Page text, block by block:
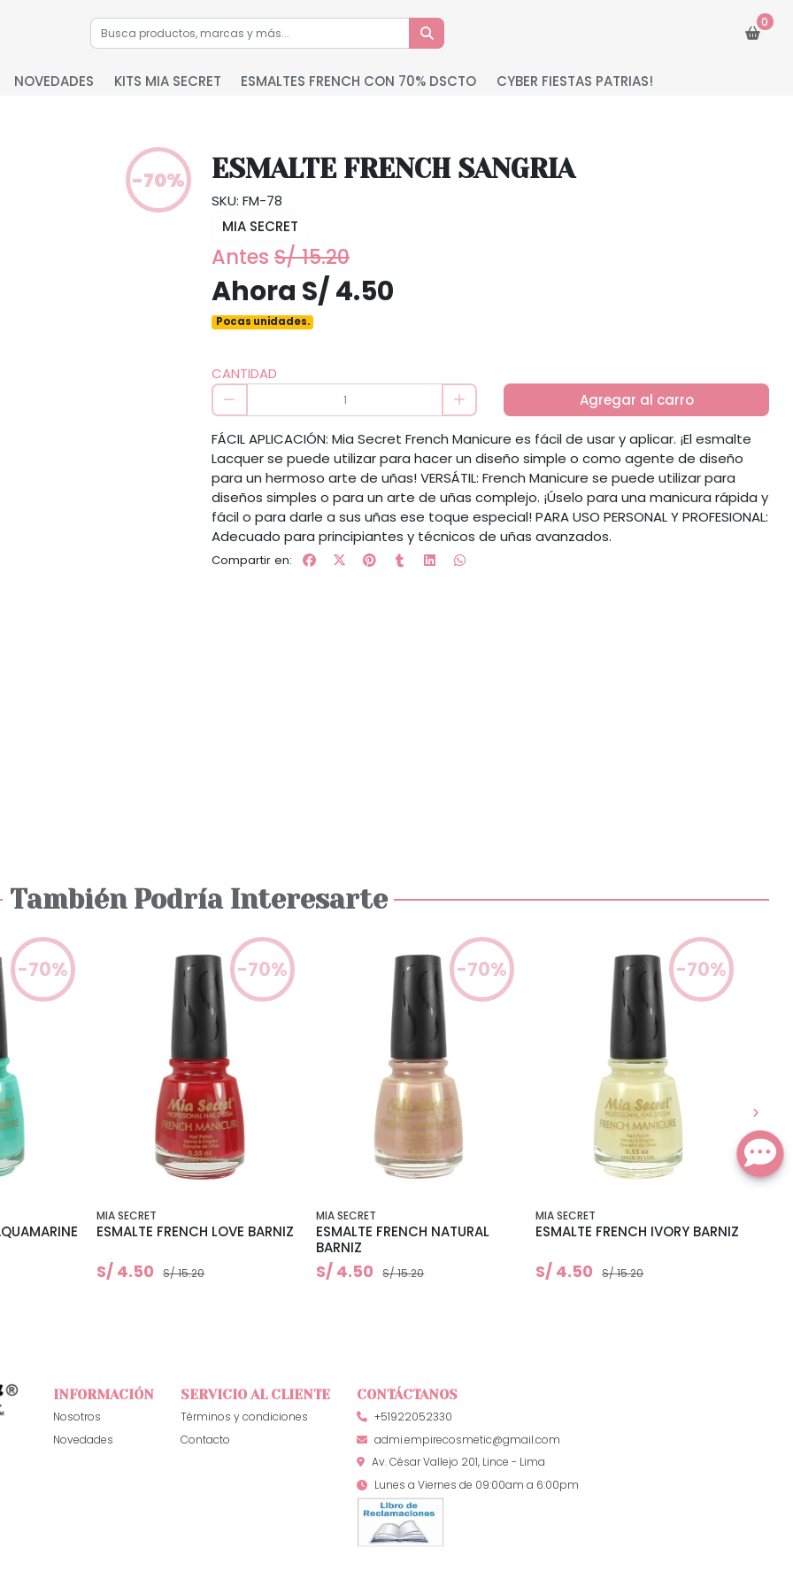
0
NOVEDADES KITS MIA SECRET ESMALTES FRENCH CON 70% DSCTO CYBER FIESTAS PATRIAS!
-70% ESMALTE FRENCH SANGRIA
SKU: FM-78
MIA SECRET
Antes S/ 15.20
Ahora S/ 4.50
Pocas unidades.
CANTIDAD
Agregar al carro
FÁCIL APLICACIÓN: Mia Secret French Manicure es fácil de usar y aplicar. ¡El esmalte
Lacquer se puede utilizar para hacer un diseño simple o como agente de diseño
para un hermoso arte de uñas! VERSÁTIL: French Manicure se puede utilizar para
diseños simples o para un arte de uñas complejo. ¡Úselo para una manicura rápida y
fácil o para darle a sus uñas ese toque especial! PARA USO PERSONAL Y PROFESIONAL:
Adecuado para principiantes y técnicos de uñas avanzados.
Compartir en:
También Podría Interesarte
-70% -70%
MIA SECRET
ESMALTE FRENCH LOVE BARNIZ
S/ 4.50 S/ 15.20
-70%
MIA SECRET
ESMALTE FRENCH NATURAL
BARNIZ
S/ 4.50 S/ 15.20
-70%
MIA SECRET
ESMALTE FRENCH IVORY BARNIZ
S/ 4.50 S/ 15.20
INFORMACIÓN
Nosotros
Novedades
SERVICIO AL CLIENTE
Términos y condiciones
Contacto
CONTÁCTANOS
+51922052330
admi.empirecosmetic@gmail.com
Av. César Vallejo 201, Lince - Lima
Lunes a Viernes de 09:00am a 6:00pm